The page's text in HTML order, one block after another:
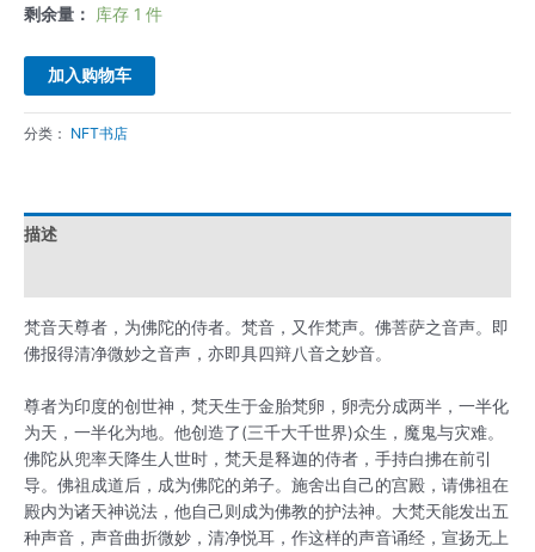
剩余量： 库存 1 件
加入购物车
分类： NFT书店
描述
梵音天尊者，为佛陀的侍者。梵音，又作梵声。佛菩萨之音声。即
佛报得清净微妙之音声，亦即具四辩八音之妙音。
尊者为印度的创世神，梵天生于金胎梵卵，卵壳分成两半，一半化
为天，一半化为地。他创造了(三千大千世界)众生，魔鬼与灾难。
佛陀从兜率天降生人世时，梵天是释迦的侍者，手持白拂在前引
导。佛祖成道后，成为佛陀的弟子。施舍出自己的宫殿，请佛祖在
殿内为诸天神说法，他自己则成为佛教的护法神。大梵天能发出五
种声音，声音曲折微妙，清净悦耳，作这样的声音诵经，宣扬无上